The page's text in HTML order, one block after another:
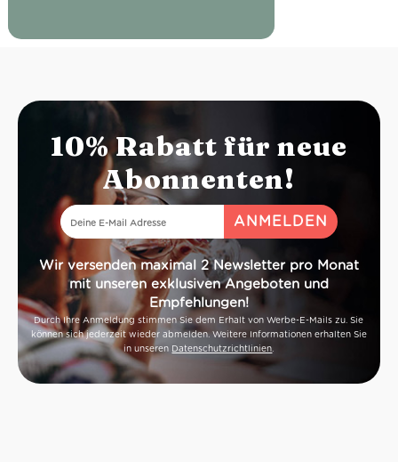
10% Rabatt für neue
Abonnenten!
Wir versenden maximal 2 Newsletter pro Monat
mit unseren exklusiven Angeboten und
Empfehlungen!
Durch Ihre Anmeldung stimmen Sie dem Erhalt von Werbe-E-Mails zu. Sie
können sich jederzeit wieder abmelden. Weitere Informationen erhalten Sie
in unseren Datenschutzrichtlinien